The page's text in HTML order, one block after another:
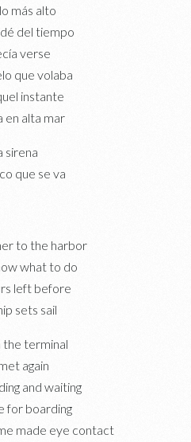
más alto
del tiempo
verse
que volaba
instante
en alta mar
sirena
que se va
to the harbor
what to do
left before
sets sail
the terminal
again
and waiting
for boarding
made eye contact